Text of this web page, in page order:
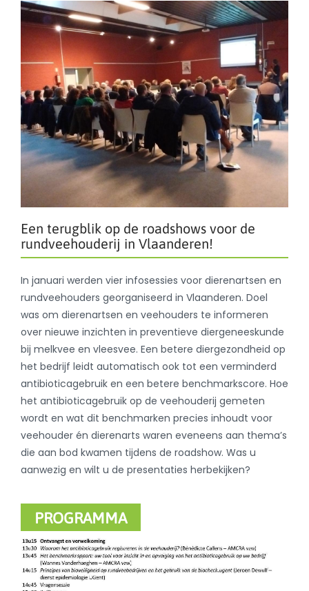
Een terugblik op de roadshows voor de
rundveehouderij in Vlaanderen!
In januari werden vier infosessies voor dierenartsen en
rundveehouders georganiseerd in Vlaanderen. Doel
was om dierenartsen en veehouders te informeren
over nieuwe inzichten in preventieve diergeneeskunde
bij melkvee en vleesvee. Een betere diergezondheid op
het bedrijf leidt automatisch ook tot een verminderd
antibioticagebruik en een betere benchmarkscore. Hoe
het antibioticagebruik op de veehouderij gemeten
wordt en wat dit benchmarken precies inhoudt voor
veehouder én dierenarts waren eveneens aan thema’s
die aan bod kwamen tijdens de roadshow. Was u
aanwezig en wilt u de presentaties herbekijken?
PROGRAMMA